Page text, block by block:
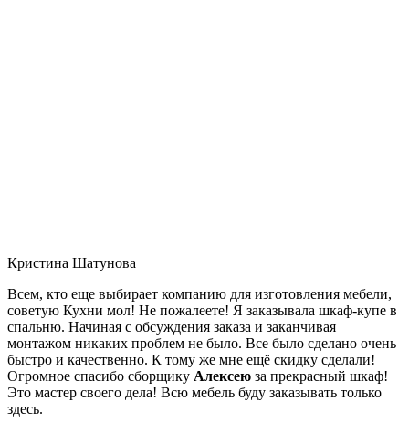
Кристина Шатунова
Всем, кто еще выбирает компанию для изготовления мебели,
советую Кухни мол! Не пожалеете! Я заказывала шкаф-купе в
спальню. Начиная с обсуждения заказа и заканчивая
монтажом никаких проблем не было. Все было сделано очень
быстро и качественно. К тому же мне ещё скидку сделали!
Огромное спасибо сборщику Алексею за прекрасный шкаф!
Это мастер своего дела! Всю мебель буду заказывать только
здесь.